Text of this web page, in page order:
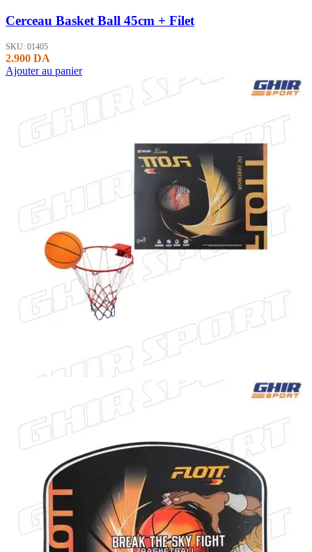
Cerceau Basket Ball 45cm + Filet
SKU: 01405
2.900 DA
Ajouter au panier